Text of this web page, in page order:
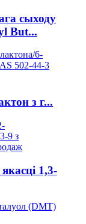
сыходу
But...
з г...
1,3-